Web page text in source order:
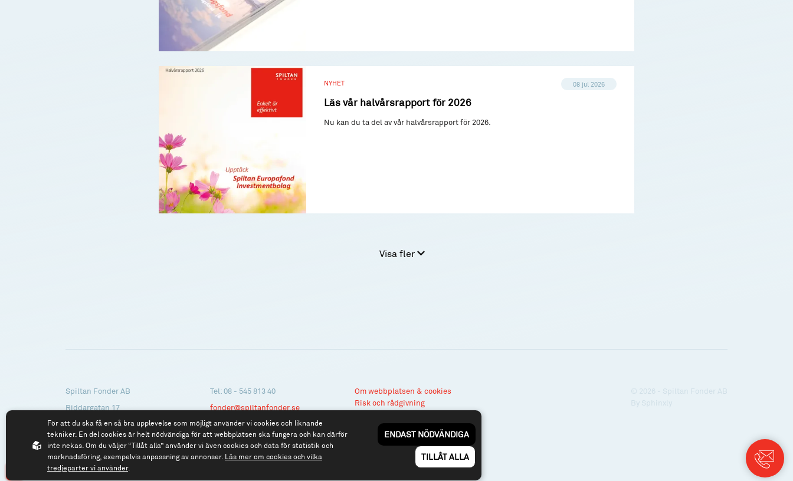
NYHET 08 jul 2026
Läs vår halvårsrapport för 2026
Nu kan du ta del av vår halvårsrapport för 2026.
Visa fler
Spiltan Fonder AB
Riddargatan 17
114 57 Stockholm
Tel: 08 - 545 813 40
fonder@spiltanfonder.se
Om webbplatsen & cookies
Risk och rådgivning
© 2026 - Spiltan Fonder AB
By Sphinxly
För att du ska få en så bra upplevelse som möjligt använder vi cookies och liknande
tekniker. En del cookies är helt nödvändiga för att webbplatsen ska fungera och kan därför
inte nekas. Om du väljer “Tillåt alla” använder vi även cookies och data för statistik och
marknadsföring, exempelvis anpassning av annonser. Läs mer om cookies och vilka
tredjeparter vi använder.
ENDAST NÖDVÄNDIGA
TILLÅT ALLA